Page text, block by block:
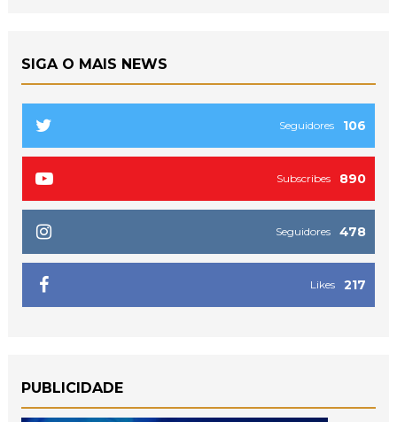
SIGA O MAIS NEWS
106
Seguidores
890
Subscribes
478
Seguidores
217
Likes
PUBLICIDADE